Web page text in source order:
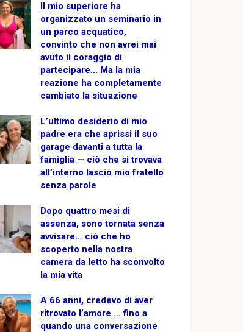
Il mio superiore ha
organizzato un seminario in
un parco acquatico,
convinto che non avrei mai
avuto il coraggio di
partecipare… Ma la mia
reazione ha completamente
cambiato la situazione
L’ultimo desiderio di mio
padre era che aprissi il suo
garage davanti a tutta la
famiglia — ciò che si trovava
all’interno lasciò mio fratello
senza parole
Dopo quattro mesi di
assenza, sono tornata senza
avvisare… ciò che ho
scoperto nella nostra
camera da letto ha sconvolto
la mia vita
A 66 anni, credevo di aver
ritrovato l’amore … fino a
quando una conversazione